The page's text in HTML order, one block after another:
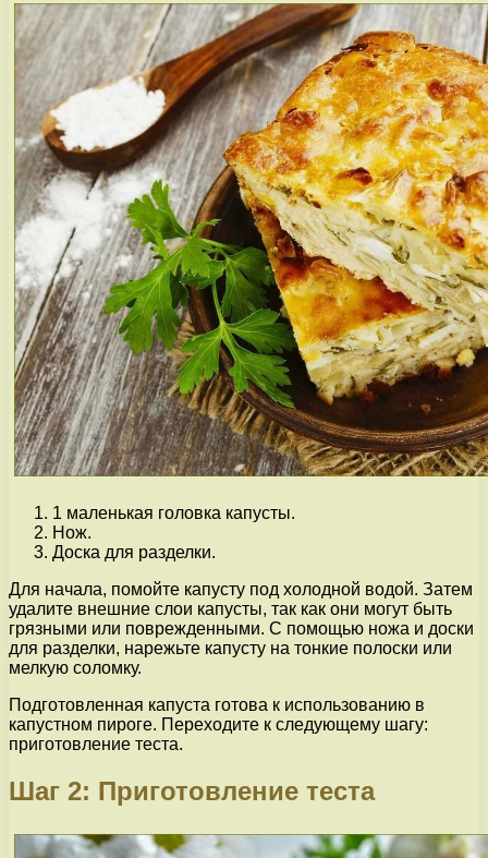
1 маленькая головка капусты.
Нож.
Доска для разделки.
Для начала, помойте капусту под холодной водой. Затем
удалите внешние слои капусты, так как они могут быть
грязными или поврежденными. С помощью ножа и доски
для разделки, нарежьте капусту на тонкие полоски или
мелкую соломку.
Подготовленная капуста готова к использованию в
капустном пироге. Переходите к следующему шагу:
приготовление теста.
Шаг 2: Приготовление теста